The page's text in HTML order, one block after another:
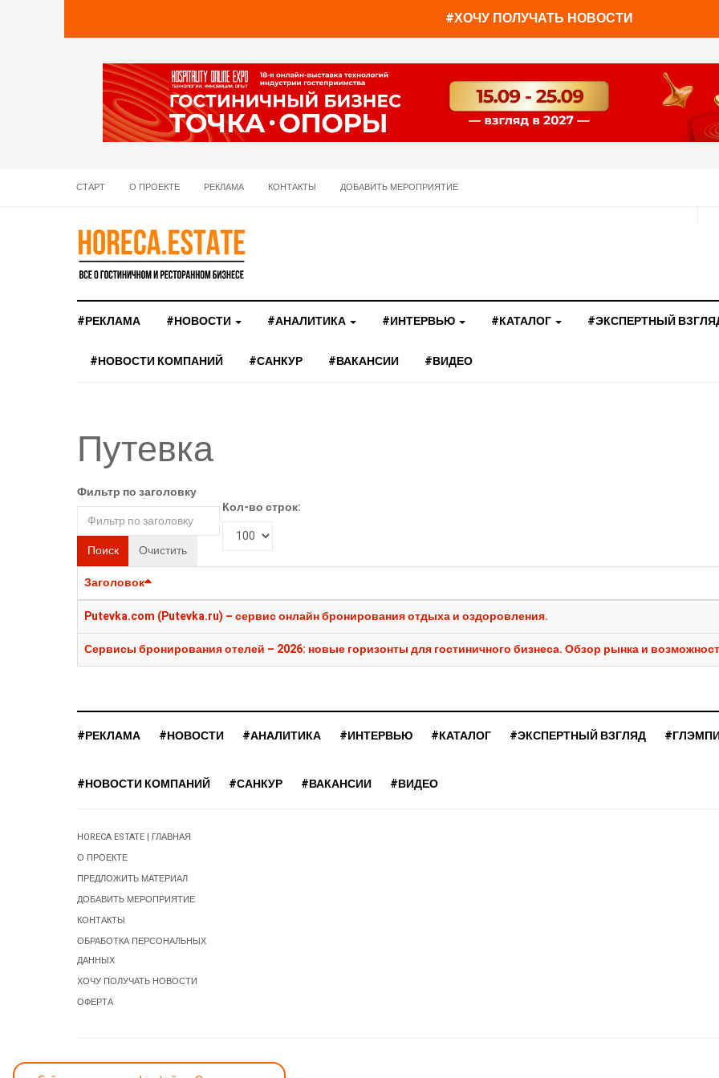
#ХОЧУ ПОЛУЧАТЬ НОВОСТИ
СТАРТ О ПРОЕКТЕ РЕКЛАМА КОНТАКТЫ ДОБАВИТЬ МЕРОПРИЯТИЕ
#РЕКЛАМА #НОВОСТИ #АНАЛИТИКА #ИНТЕРВЬЮ #КАТАЛОГ #ЭКСПЕРТНЫЙ
#НОВОСТИ КОМПАНИЙ #САНКУР #ВАКАНСИИ #ВИДЕО
Путевка
Фильтр по заголовку
Поиск Очистить
Кол-во строк:
Заголовок
Putevka.com (Putevka.ru) – сервис онлайн бронирования отдыха и оздоровления.
Сервисы бронирования отелей – 2026: новые горизонты для гостиничного бизнеса. Обзор рынка и
#РЕКЛАМА #НОВОСТИ #АНАЛИТИКА #ИНТЕРВЬЮ #КАТАЛОГ #ЭКСПЕРТНЫЙ ВЗГЛЯД
#НОВОСТИ КОМПАНИЙ #САНКУР #ВАКАНСИИ #ВИДЕО
HORECA ESTATE | ГЛАВНАЯ
О ПРОЕКТЕ
ПРЕДЛОЖИТЬ МАТЕРИАЛ
ДОБАВИТЬ МЕРОПРИЯТИЕ
КОНТАКТЫ
ОБРАБОТКА ПЕРСОНАЛЬНЫХ
ДАННЫХ
ХОЧУ ПОЛУЧАТЬ НОВОСТИ
ОФЕРТА